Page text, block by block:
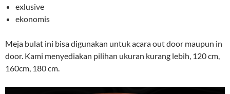
exlusive
ekonomis
Meja bulat ini bisa digunakan untuk acara out door maupun in
door. Kami menyediakan pilihan ukuran kurang lebih, 120 cm,
160cm, 180 cm.